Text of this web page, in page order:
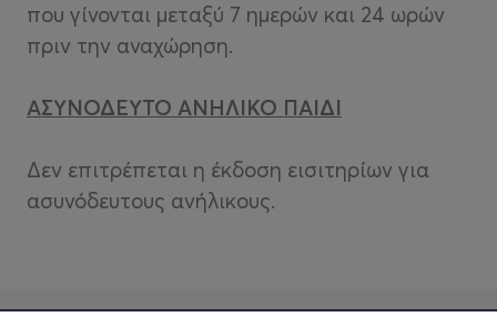
που γίνονται μεταξύ 7 ημερών και 24 ωρών
πριν την αναχώρηση.
ΑΣΥΝΟΔΕΥΤΟ ΑΝΗΛΙΚΟ ΠΑΙΔΙ
Δεν επιτρέπεται η έκδοση εισιτηρίων για
ασυνόδευτους ανήλικους.